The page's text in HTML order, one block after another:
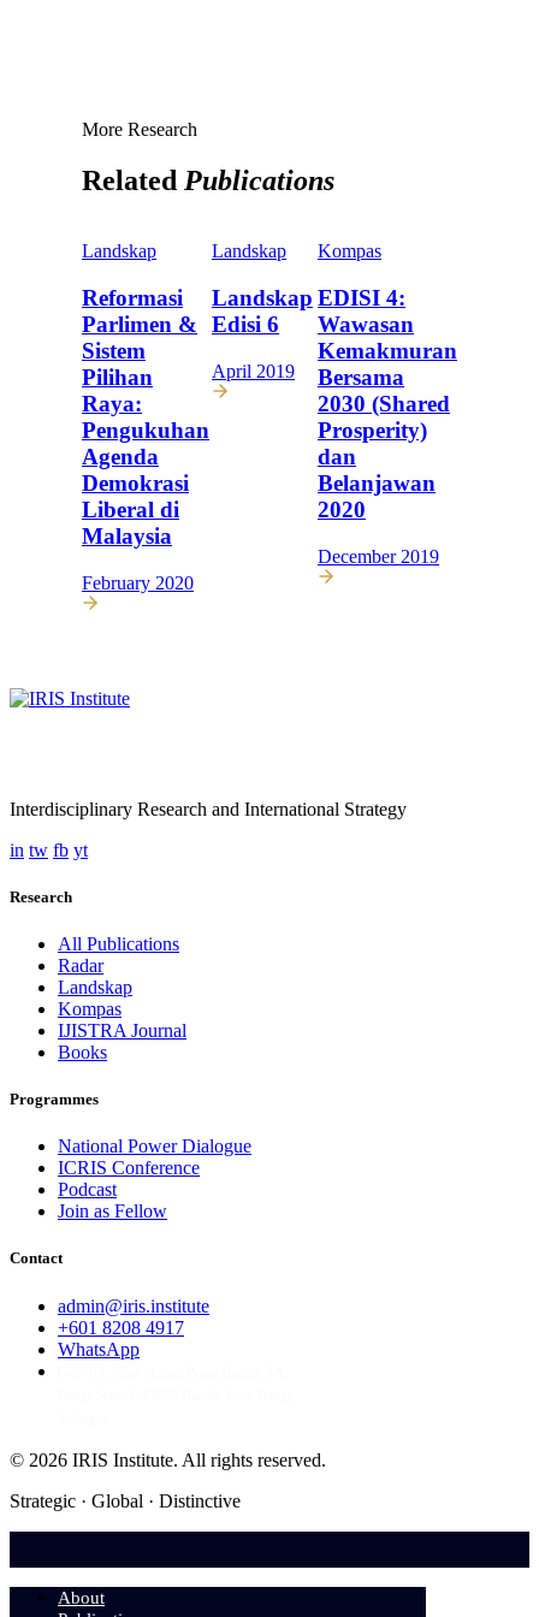
More Research
Related Publications
Landskap
Reformasi
Parlimen &
Sistem
Pilihan
Raya:
Pengukuhan
Agenda
Demokrasi
Liberal di
Malaysia
February 2020
Landskap
Landskap
Edisi 6
April 2019
Kompas
EDISI 4:
Wawasan
Kemakmuran
Bersama
2030 (Shared
Prosperity)
dan
Belanjawan
2020
December 2019
Interdisciplinary Research and International Strategy
in tw fb yt
Research
All Publications
Radar
Landskap
Kompas
IJISTRA Journal
Books
Programmes
National Power Dialogue
ICRIS Conference
Podcast
Join as Fellow
Contact
admin@iris.institute
+601 8208 4917
WhatsApp
© 2026 IRIS Institute. All rights reserved.
Strategic · Global · Distinctive
About